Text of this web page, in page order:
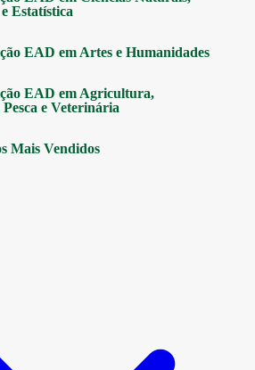
Estatística
EAD em Artes e Humanidades
EAD em Agricultura,
e Veterinária
Mais Vendidos